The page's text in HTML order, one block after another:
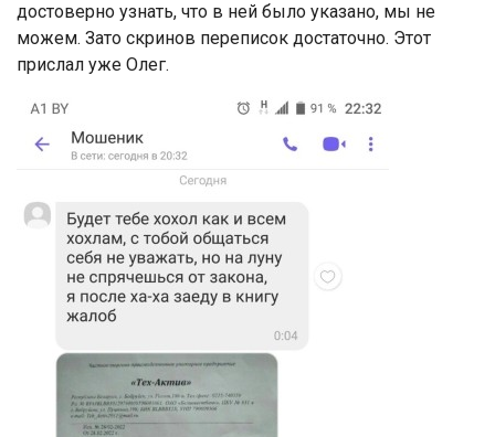
достоверно узнать, что в ней было указано, мы не
можем. Зато скринов переписок достаточно. Этот
прислал уже Олег.